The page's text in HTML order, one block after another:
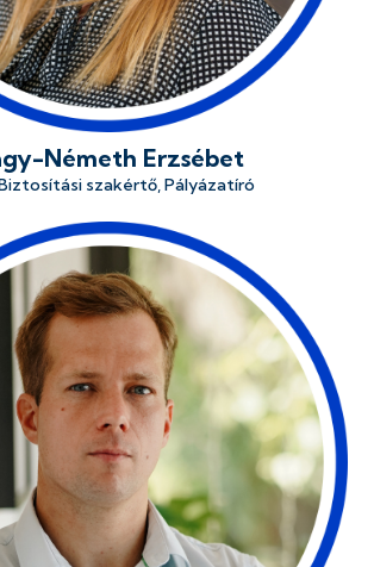
Németh Erzsébet
szakértő, Pályázatíró